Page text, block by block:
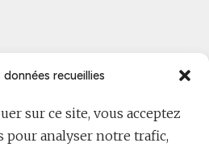
données recueillies
sur ce site, vous acceptez
analyser notre trafic,